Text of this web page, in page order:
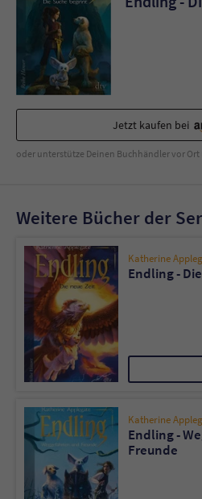
Jetzt kaufen bei
oder unterstütze Deinen Buchhändler vor Ort
Weitere Bücher der
Katherine
Endling -
Katherine
Endling -
Freunde